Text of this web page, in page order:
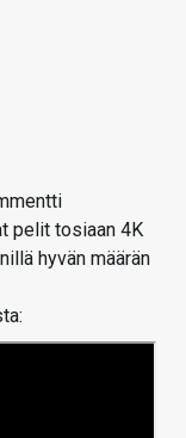
pelit tosiaan 4K
hyvän määrän